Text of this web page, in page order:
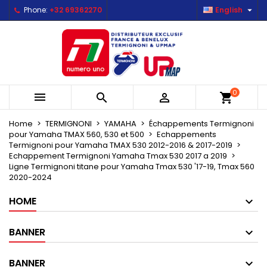
Phone: +32 69362270 English 
   shopping_cart0
Home TERMIGNONI YAMAHA
Échappements Termignoni
pour Yamaha TMAX 560, 530 et 500
Echappements
Termignoni pour Yamaha TMAX 530 2012-2016 & 2017-2019
Echappement Termignoni Yamaha Tmax 530 2017 a 2019
Ligne Termignoni titane pour Yamaha Tmax 530 '17-19, Tmax 560
2020-2024
HOME
BANNER
BANNER
Mes listes d'envies ×
Créer une nouvelle liste
Create wishlist ×
Wishlist name
Sign in ×
You need to be logged in to save products in your
Cancel Sign in